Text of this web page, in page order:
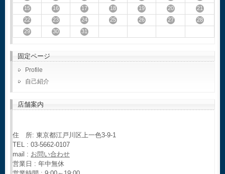
15
16 17 18 19 20
21
22
23 24 25 26 27
28
29
30 31
固定ページ
Profile
自己紹介
店舗案内
住 所: 東京都江戸川区上一色3-9-1
TEL : 03-5662-0107
mail : お問い合わせ
営業日 : 年中無休